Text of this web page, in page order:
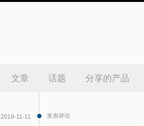
文章 话题 分享的产品
2019-11-11 发表评论